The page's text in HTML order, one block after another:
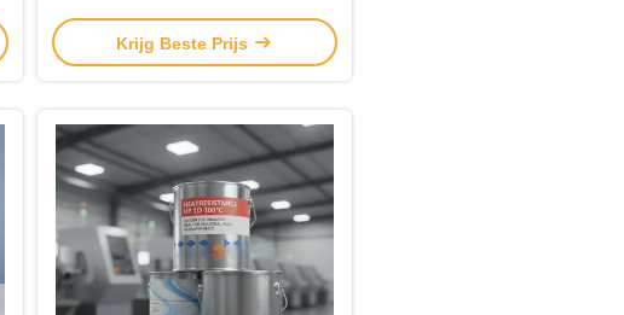
dop, deksel EXW FOB CIF DDP
DDU-bepalingen ontworpen voor
Krijg Beste Prijs